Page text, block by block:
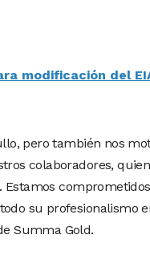
modificación del
pero también nos
colaboradores,
su profesionalismo
Summa Gold.